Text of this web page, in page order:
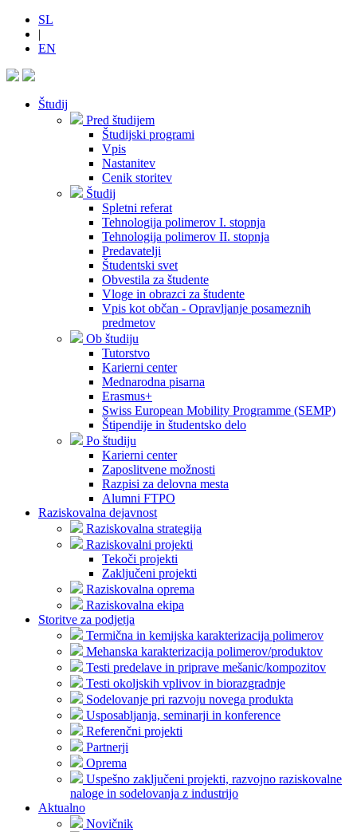
SL
|
EN
Študij
Pred študijem
Študijski programi
Vpis
Nastanitev
Cenik storitev
Študij
Spletni referat
Tehnologija polimerov I. stopnja
Tehnologija polimerov II. stopnja
Predavatelji
Študentski svet
Obvestila za študente
Vloge in obrazci za študente
Vpis kot občan - Opravljanje posameznih
predmetov
Ob študiju
Tutorstvo
Karierni center
Mednarodna pisarna
Erasmus+
Swiss European Mobility Programme (SEMP)
Štipendije in študentsko delo
Po študiju
Karierni center
Zaposlitvene možnosti
Razpisi za delovna mesta
Alumni FTPO
Raziskovalna dejavnost
Raziskovalna strategija
Raziskovalni projekti
Tekoči projekti
Zaključeni projekti
Raziskovalna oprema
Raziskovalna ekipa
Storitve za podjetja
Termična in kemijska karakterizacija polimerov
Mehanska karakterizacija polimerov/produktov
Testi predelave in priprave mešanic/kompozitov
Testi okoljskih vplivov in biorazgradnje
Sodelovanje pri razvoju novega produkta
Usposabljanja, seminarji in konference
Referenčni projekti
Partnerji
Oprema
Uspešno zaključeni projekti, razvojno raziskovalne
naloge in sodelovanja z industrijo
Aktualno
Novičnik